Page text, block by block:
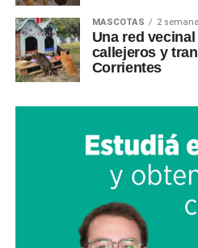
MASCOTAS 2
Una red
callejeros y
Corrientes